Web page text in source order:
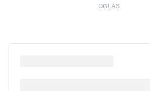
OGLAS